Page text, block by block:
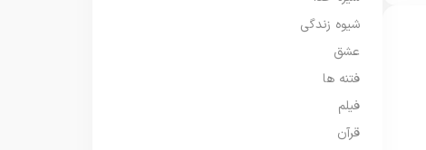
شیوه زندگی
عشق
فتنه ها
فیلم
قرآن